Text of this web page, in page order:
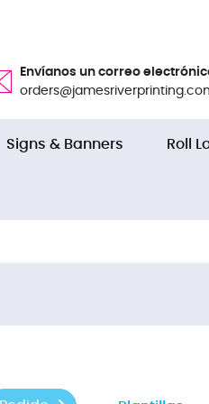
Envíanos un correo
Signs & Banners Roll